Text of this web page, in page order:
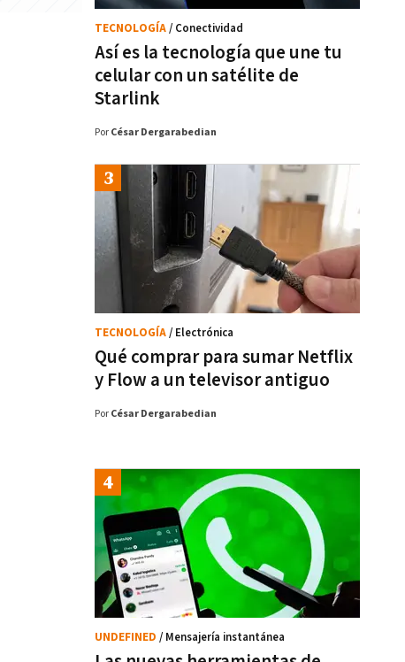
Así es la tecnología que une tu
celular con un satélite de
Starlink
TECNOLOGÍA/ Conectividad
Por César Dergarabedian
Qué comprar para sumar Netflix
y Flow a un televisor antiguo
TECNOLOGÍA/ Electrónica
Por César Dergarabedian
UNDEFINED / Mensajería instantánea